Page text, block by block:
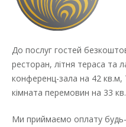
До послуг гостей
ресторан, літня тераса та
конференц-зала на 42 кв.м,
кімната перемовин на 33
Ми приймаємо оплату